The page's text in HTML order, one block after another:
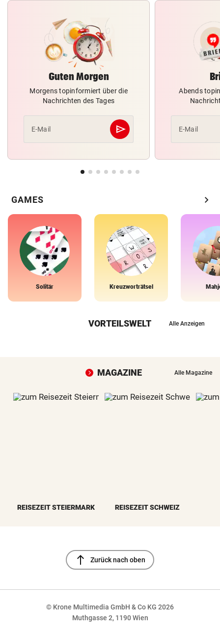
Guten Morgen
Morgens topinformiert über die
Nachrichten des Tages
E-Mail send
Abschicken
Abends
E-Mail
GAMES chevron_right
Solitär Kreuzworträtsel
VORTEILSWELT Alle Anzeigen
MAGAZINE Alle Magazine
REISEZEIT STEIERMARK REISEZEIT SCHWEIZ
north Zurück nach oben
© Krone Multimedia GmbH & Co KG 2026
Muthgasse 2, 1190 Wien